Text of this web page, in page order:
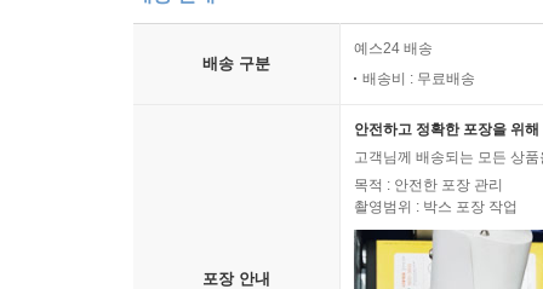
배송 구분
예스24 배송
배송비 : 무료배송
포장 안내
안전하고 정확한 포장을 위
고객님께 배송되는 모든 상
목적 : 안전한 포장 관리
촬영범위 : 박스 포장 작업